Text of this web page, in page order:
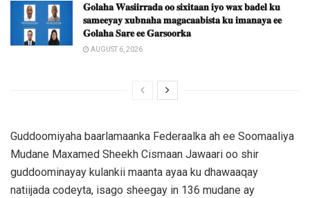
𝐆𝐨𝐥𝐚𝐡𝐚 𝐖𝐚𝐬𝐢𝐢𝐫𝐫𝐚𝐝𝐚 𝐨𝐨 𝐬𝐢𝐱𝐢𝐭𝐚𝐚𝐧 𝐢𝐲𝐨 𝐰𝐚𝐱 𝐛𝐚𝐝𝐞𝐥 𝐤𝐮
𝐬𝐚𝐦𝐞𝐞𝐲𝐚𝐲 𝐱𝐮𝐛𝐧𝐚𝐡𝐚 𝐦𝐚𝐠𝐚𝐜𝐚𝐚𝐛𝐢𝐬𝐭𝐚 𝐤𝐮 𝐢𝐦𝐚𝐧𝐚𝐲𝐚 𝐞𝐞
𝐆𝐨𝐥𝐚𝐡𝐚 𝐒𝐚𝐫𝐞 𝐞𝐞 𝐆𝐚𝐫𝐬𝐨𝐨𝐫𝐤𝐚
AUGUST 6, 2026
Guddoomiyaha baarlamaanka Federaalka ah ee Soomaaliya
Mudane Maxamed Sheekh Cismaan Jawaari oo shir
guddoominayay kulankii maanta ayaa ku dhawaaqay
natiijada codeyta, isago sheegay in 136 mudane ay